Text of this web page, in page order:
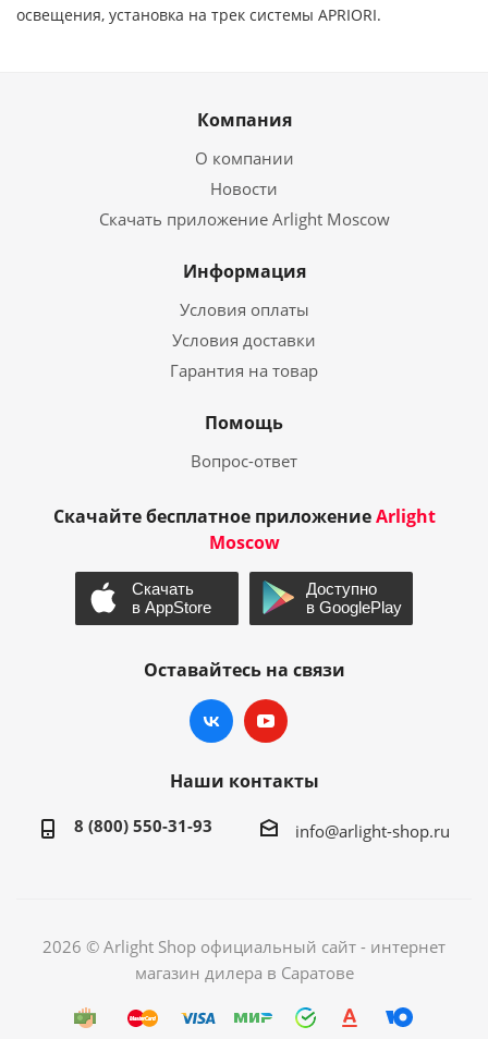
освещения, установка на трек системы APRIORI.
Компания
О компании
Новости
Скачать приложение Arlight Moscow
Информация
Условия оплаты
Условия доставки
Гарантия на товар
Помощь
Вопрос-ответ
Скачайте бесплатное приложениеArlight
Moscow
Оставайтесь на связи
Наши контакты
8 (800) 550-31-93 info@arlight-shop.ru
2026 © Arlight Shop официальный сайт - интернет
магазин дилера в Саратове